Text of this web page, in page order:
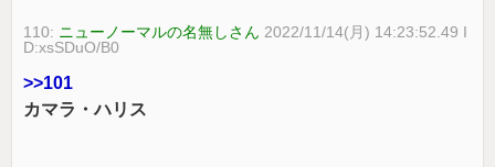
110: ニューノーマルの名無しさん 2022/11/14(月) 14:23:52.49 I
D:xsSDuO/B0
>>101
カマラ・ハリス